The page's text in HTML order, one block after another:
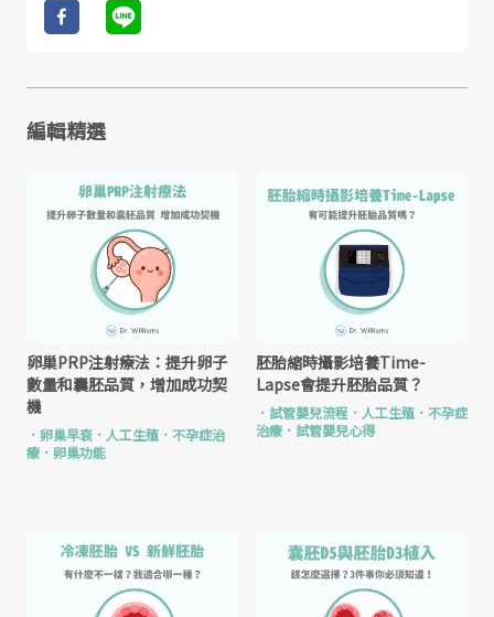
編輯精選
卵巢PRP注射療法：提升卵子
數量和囊胚品質，增加成功契
機
． 卵巢早衰 ． 人工生殖 ． 不孕症治
療 ． 卵巢功能
胚胎縮時攝影培養Time-
Lapse會提升胚胎品質？
． 試管嬰兒流程 ． 人工生殖 ． 不孕症
治療 ． 試管嬰兒心得